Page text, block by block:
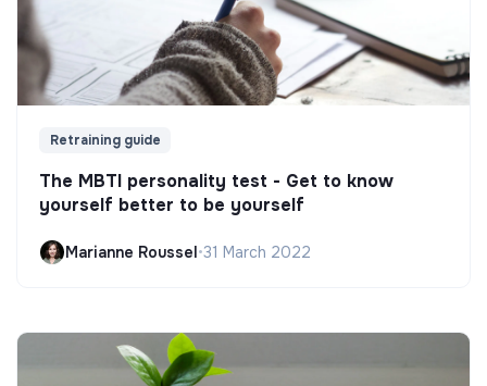
Retraining guide
The MBTI personality test - Get to know
yourself better to be yourself
Marianne Roussel•31 March 2022